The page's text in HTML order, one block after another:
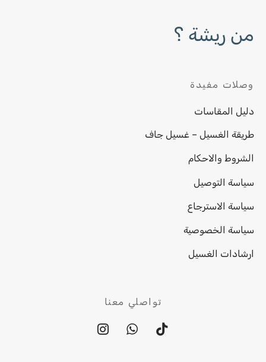
من ريشة ؟
وصلات مفيدة
دليل المقاسات
طريقة الغسيل – غسيل جاف
الشروط والاحكام
سياسة التوصيل
سياسة الاسترجاع
سياسة الخصوصية
ارشادات الغسيل
تواصلي معنا